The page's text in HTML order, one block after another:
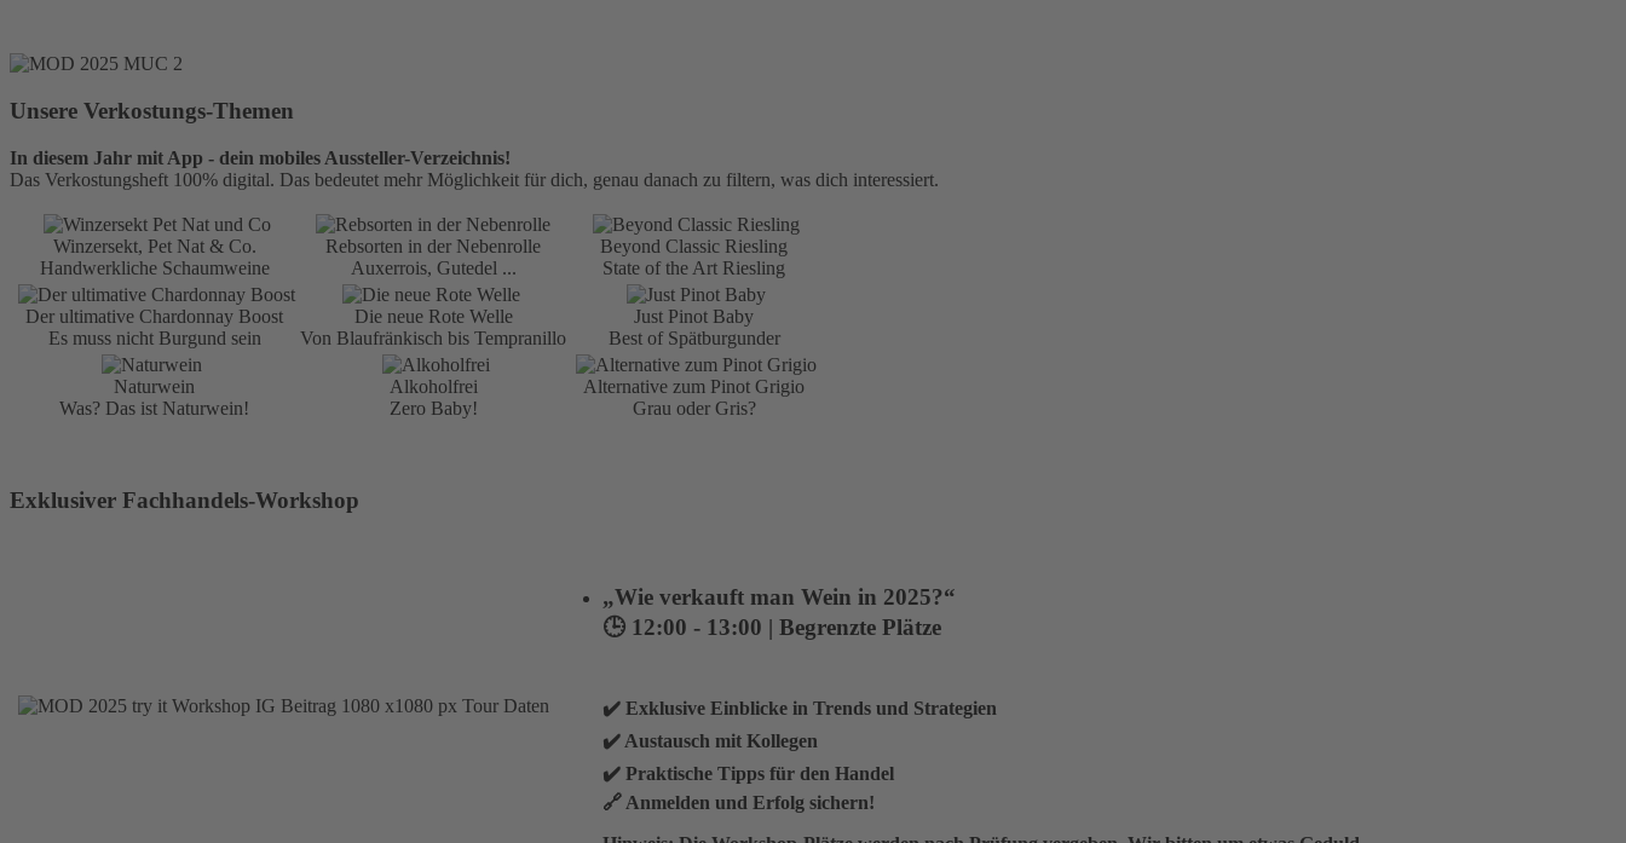
Unsere Verkostungs-Themen
In diesem Jahr mit App - dein mobiles Aussteller-Verzeichnis!
Das Verkostungsheft 100% digital. Das bedeutet mehr Möglichkeit für dich, genau danach zu filtern, was dich interessiert.
Winzersekt, Pet Nat & Co.
Handwerkliche Schaumweine
Rebsorten in der Nebenrolle
Auxerrois, Gutedel ...
Beyond Classic Riesling
State of the Art Riesling
Der ultimative Chardonnay Boost
Es muss nicht Burgund sein
Die neue Rote Welle
Von Blaufränkisch bis Tempranillo
Just Pinot Baby
Best of Spätburgunder
Naturwein
Was? Das ist Naturwein!
Alkoholfrei
Zero Baby!
Alternative zum Pinot Grigio
Grau oder Gris?
Exklusiver Fachhandels-Workshop
„Wie verkauft man Wein in 2025?“
🕒 12:00 - 13:00 | Begrenzte Plätze
✔️ Exklusive Einblicke in Trends und Strategien
✔️ Austausch mit Kollegen
✔️ Praktische Tipps für den Handel
🔗 Anmelden und Erfolg sichern!